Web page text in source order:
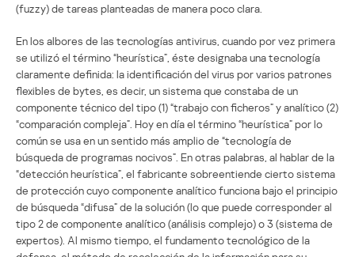
(fuzzy) de tareas planteadas de manera poco clara.
En los albores de las tecnologías antivirus, cuando por vez primera
se utilizó el término “heurística”, éste designaba una tecnología
claramente definida: la identificación del virus por varios patrones
flexibles de bytes, es decir, un sistema que constaba de un
componente técnico del tipo (1) “trabajo con ficheros” y analítico (2)
“comparación compleja”. Hoy en día el término “heurística” por lo
común se usa en un sentido más amplio de “tecnología de
búsqueda de programas nocivos”. En otras palabras, al hablar de la
“detección heurística”, el fabricante sobreentiende cierto sistema
de protección cuyo componente analítico funciona bajo el principio
de búsqueda “difusa” de la solución (lo que puede corresponder al
tipo 2 de componente analítico (análisis complejo) o 3 (sistema de
expertos). Al mismo tiempo, el fundamento tecnológico de la